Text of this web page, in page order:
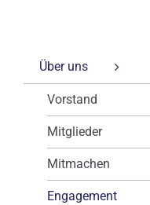
Über uns
Vorstand
Mitglieder
Mitmachen
Engagement